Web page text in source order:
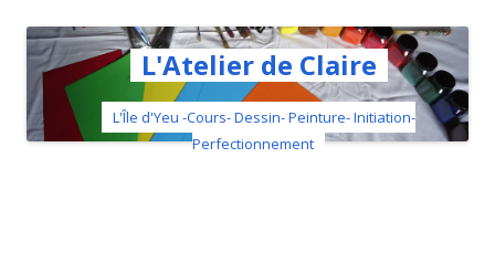
L'Atelier de Claire
L'Île d'Yeu -Cours- Dessin- Peinture- Initiation-
Perfectionnement